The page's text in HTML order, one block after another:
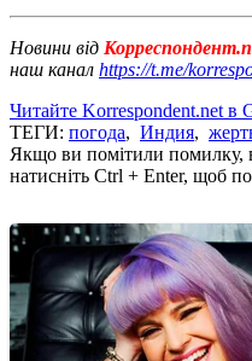
Новини від
наш канал https://t.me/
Читайте Korrespondent.net в
ТЕГИ: погода, Индия,
Якщо ви помітили помилку,
натисніть Ctrl + Enter, щоб